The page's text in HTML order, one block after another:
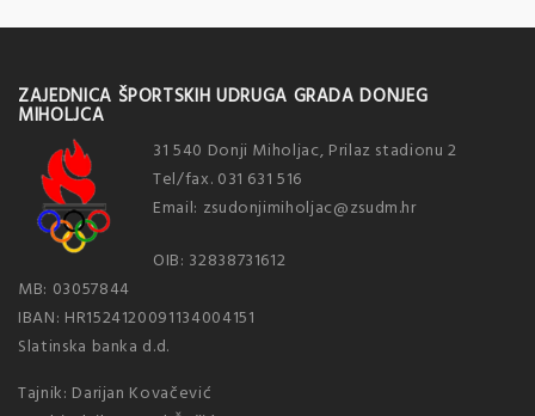
ZAJEDNICA ŠPORTSKIH UDRUGA GRADA DONJEG
MIHOLJCA
31 540 Donji Miholjac, Prilaz stadionu 2
Tel/fax. 031 631 516
Email: zsudonjimiholjac@zsudm.hr
OIB: 32838731612
MB: 03057844
IBAN: HR1524120091134004151
Slatinska banka d.d.
Tajnik: Darijan Kovačević